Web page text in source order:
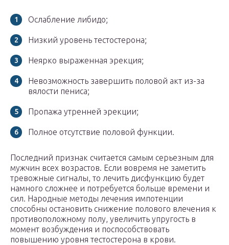
Ослабление либидо;
Низкий уровень тестостерона;
Неярко выраженная эрекция;
Невозможность завершить половой акт из-за
вялости пениса;
Пропажа утренней эрекции;
Полное отсутствие половой функции.
Последний признак считается самым серьезным для
мужчин всех возрастов. Если вовремя не заметить
тревожные сигналы, то лечить дисфункцию будет
намного сложнее и потребуется больше времени и
сил. Народные методы лечения импотенции
способны остановить снижение полового влечения к
противоположному полу, увеличить упругость в
момент возбуждения и поспособствовать
повышению уровня тестостерона в крови.